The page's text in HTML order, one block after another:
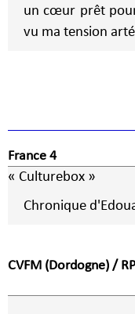
un cœur prêt
vu ma tension
France 4
« Culturebox »
Chronique
CVFM (Dordogne) /